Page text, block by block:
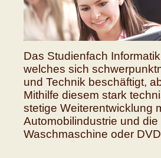
Das Studienfach
welches sich
und Technik beschäftigt,
Mithilfe diesem stark
stetige Weiterentwicklung
Automobilindustrie und
Waschmaschine oder